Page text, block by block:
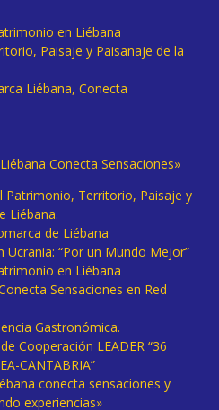
en Liébana
Paisaje y Paisanaje de la
Liébana, Conecta
Conecta Sensaciones»
Patrimonio, Territorio, Paisaje y
Liébana.
de Liébana
Ucrania: “Por un Mundo Mejor”
en Liébana
Sensaciones en Red
Gastronómica.
Cooperación LEADER “36
CANTABRIA”
conecta sensaciones y
experiencias»